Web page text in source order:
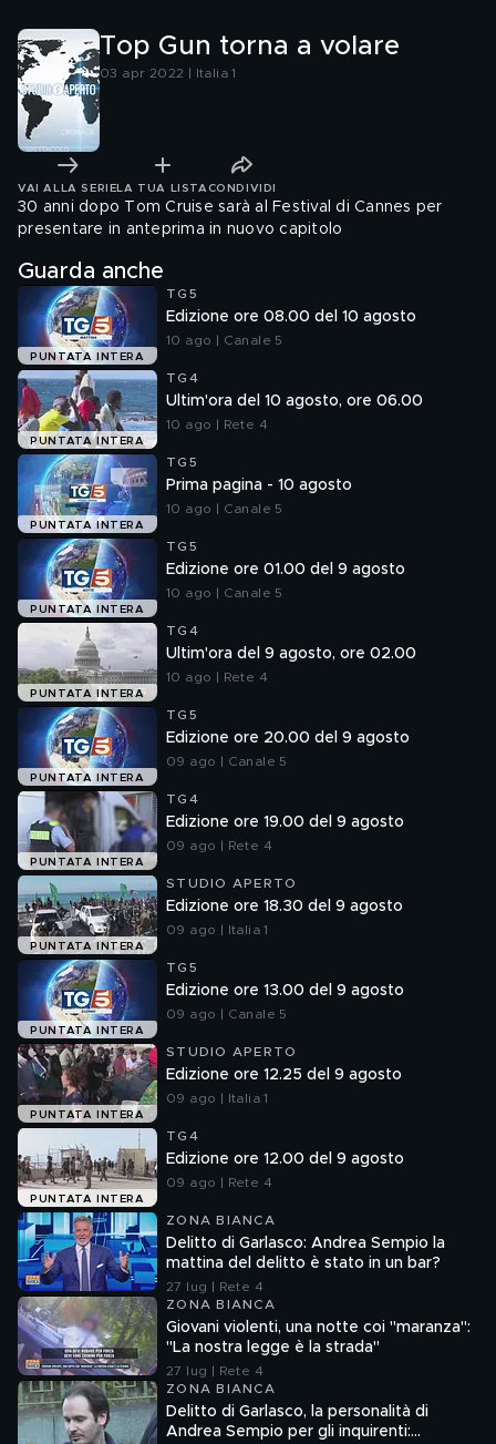
Top Gun torna a volare
03 apr 2022 | Italia 1
VAI ALLA SERIE LA TUA LISTA CONDIVIDI
30 anni dopo Tom Cruise sarà al Festival di Cannes per
presentare in anteprima in nuovo capitolo
Guarda anche
PUNTATA INTERA
TG5
Edizione ore 08.00 del 10 agosto
10 ago | Canale 5
PUNTATA INTERA
TG4
Ultim'ora del 10 agosto, ore 06.00
10 ago | Rete 4
PUNTATA INTERA
TG5
Prima pagina - 10 agosto
10 ago | Canale 5
PUNTATA INTERA
TG5
Edizione ore 01.00 del 9 agosto
10 ago | Canale 5
PUNTATA INTERA
TG4
Ultim'ora del 9 agosto, ore 02.00
10 ago | Rete 4
PUNTATA INTERA
TG5
Edizione ore 20.00 del 9 agosto
09 ago | Canale 5
PUNTATA INTERA
TG4
Edizione ore 19.00 del 9 agosto
09 ago | Rete 4
PUNTATA INTERA
STUDIO APERTO
Edizione ore 18.30 del 9 agosto
09 ago | Italia 1
PUNTATA INTERA
TG5
Edizione ore 13.00 del 9 agosto
09 ago | Canale 5
PUNTATA INTERA
STUDIO APERTO
Edizione ore 12.25 del 9 agosto
09 ago | Italia 1
PUNTATA INTERA
TG4
Edizione ore 12.00 del 9 agosto
09 ago | Rete 4
ZONA BIANCA
Delitto di Garlasco: Andrea Sempio la
mattina del delitto è stato in un bar?
27 lug | Rete 4
ZONA BIANCA
Giovani violenti, una notte coi "maranza":
"La nostra legge è la strada"
27 lug | Rete 4
ZONA BIANCA
Delitto di Garlasco, la personalità di
Andrea Sempio per gli inquirenti: